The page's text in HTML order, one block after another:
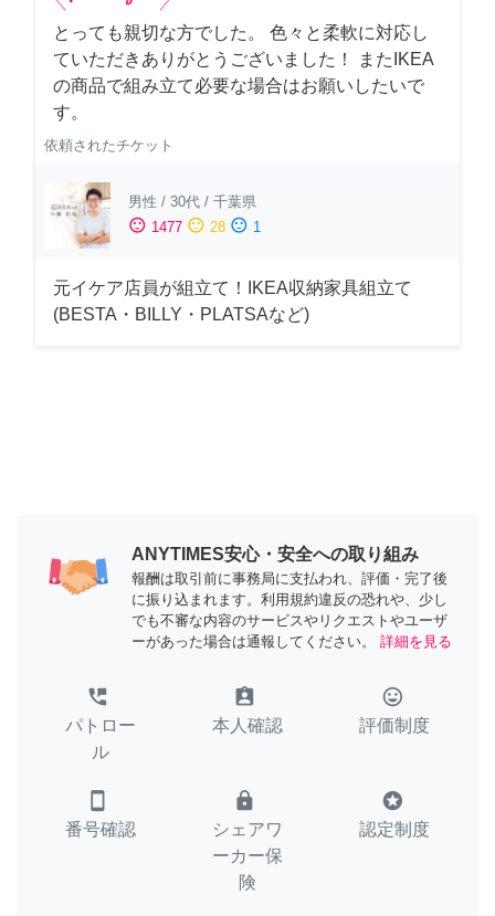
とっても親切な方でした。 色々と柔軟に対応し
ていただきありがとうございました！ またIKEA
の商品で組み立て必要な場合はお願いしたいで
す。
依頼されたチケット
男性 / 30代 / 千葉県
sentiment_satisfied 1477 sentiment_neutral 28 sentiment_dissatisfied 1
元イケア店員が組立て！IKEA収納家具組立て
(BESTA・BILLY・PLATSAなど)
ANYTIMES安心・安全への取り組み
報酬は取引前に事務局に支払われ、評価・完了後
に振り込まれます。利用規約違反の恐れや、少し
でも不審な内容のサービスやリクエストやユーザ
ーがあった場合は通報してください。
詳細を見る
perm_phone_msg
パトロー
ル
assignment_ind
本人確認
tag_faces
評価制度
smartphone
番号確認
lock
シェアワ
ーカー保
険
stars
認定制度